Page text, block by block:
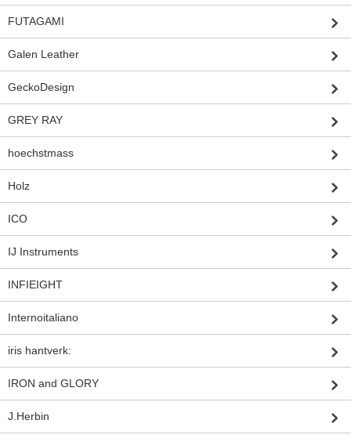
FUTAGAMI
Galen Leather
GeckoDesign
GREY RAY
hoechstmass
Holz
ICO
IJ Instruments
INFIEIGHT
Internoitaliano
iris hantverk:
IRON and GLORY
J.Herbin